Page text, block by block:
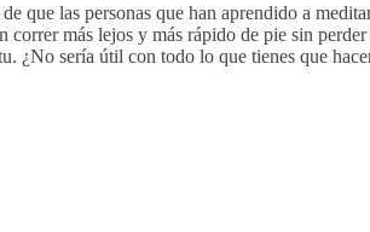
que las personas que han aprendido a
correr más lejos y más rápido de pie sin
¿No sería útil con todo lo que tienes que